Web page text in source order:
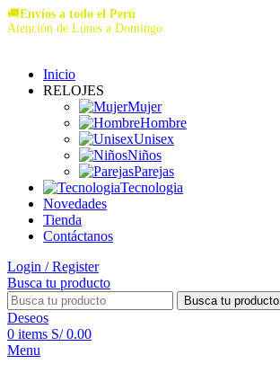
🚚Envíos a todo el Perú
Atención de Lunes a Domingo
Inicio
RELOJES
Mujer
Hombre
Unisex
Niños
Parejas
Tecnologia
Novedades
Tienda
Contáctanos
Login / Register
Busca tu producto
Busca tu producto
Deseos
0 items S/0.00
Menu